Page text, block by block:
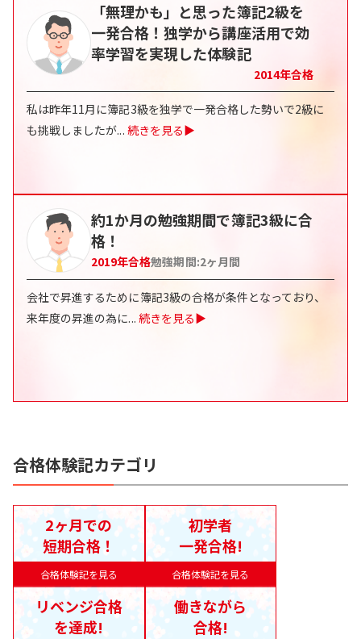
「無理かも」と思った簿記2級を
一発合格！独学から講座活用で効
率学習を実現した体験記
2014年合格
私は昨年11月に簿記3級を独学で一発合格した勢いで2級に
も挑戦しましたが... 続きを見る▶
約1か月の勉強期間で簿記3級に合
格！
2019年合格勉強期間:2ヶ月間
会社で昇進するために簿記3級の合格が条件となっており、
来年度の昇進の為に... 続きを見る▶
合格体験記カテゴリ
合格体験記を見る
2ヶ月での
短期合格！
合格体験記を見る
初学者
一発合格!
リベンジ合格
を達成!
働きながら
合格!